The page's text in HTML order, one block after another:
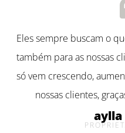
Eles sempre buscam o
também para as nossas
só vem crescendo,
nossas clientes,
aylla